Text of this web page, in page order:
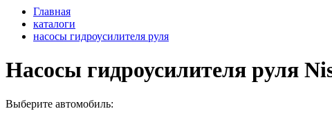
Главная
каталоги
насосы гидроусилителя руля
Насосы гидроусилителя руля
Выберите автомобиль: